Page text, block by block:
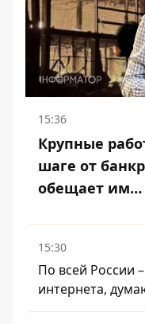
15:36
Крупные
шаге от
обещает им…
15:30
По всей России
интернета,